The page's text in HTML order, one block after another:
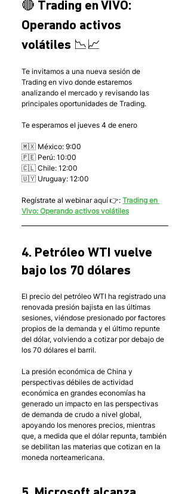
🔴 Trading en VIVO:
Operando activos
volátiles 📉📈
Te invitamos a una nueva sesión de
Trading en vivo donde estaremos
analizando el mercado y revisando las
principales oportunidades de Trading.
Te esperamos el jueves 4 de enero
🇲🇽 México: 9:00
🇵🇪 Perú: 10:00
🇨🇱 Chile: 12:00
🇺🇾 Uruguay: 12:00
Regístrate al webinar aquí 👉: Trading en
Vivo: Operando activos volátiles
4. Petróleo WTI vuelve
bajo los 70 dólares
El precio del petróleo WTI ha registrado una
renovada presión bajista en las últimas
sesiones, viéndose presionado por factores
propios de la demanda y el último repunte
del dólar, volviendo a cotizar por debajo de
los 70 dólares el barril.
La presión económica de China y
perspectivas débiles de actividad
económica en grandes economías ha
generado un impacto en las perspectivas
de demanda de crudo a nivel global,
apoyando los menores precios, mientras
que, a medida que el dólar repunta, también
se debilitan las materias que cotizan en la
moneda norteamericana.